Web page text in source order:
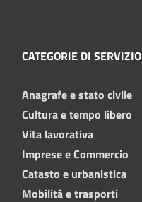
CATEGORIE DI SERVIZIO
Anagrafe e stato civile
Cultura e tempo libero
Vita lavorativa
Imprese e Commercio
Catasto e urbanistica
Mobilità e trasporti